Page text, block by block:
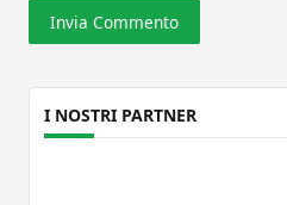
I NOSTRI PARTNER